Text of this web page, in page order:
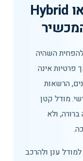
מבחן Local, Cloud או Hybrid
השהיה
פרטיות אינה
הרשאות
מודל קטן
ולא
משווים Small Language Models למודל ענן ולהרכב